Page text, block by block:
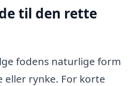
til den rette
fodens naturlige form
eller rynke. For korte